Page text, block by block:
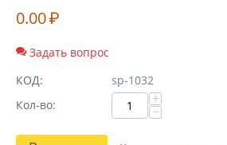
0.00₽
Задать вопрос
КОД:
sp-1032
Кол-во:
+
−